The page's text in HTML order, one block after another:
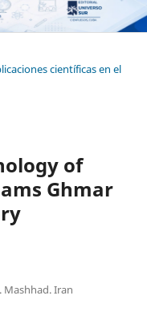
científicas en el
of
Ghmar
Mashhad. Iran